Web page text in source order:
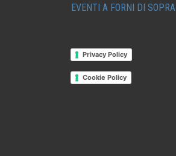
EVENTI A FORNI DI SOPRA
Privacy Policy
Cookie Policy